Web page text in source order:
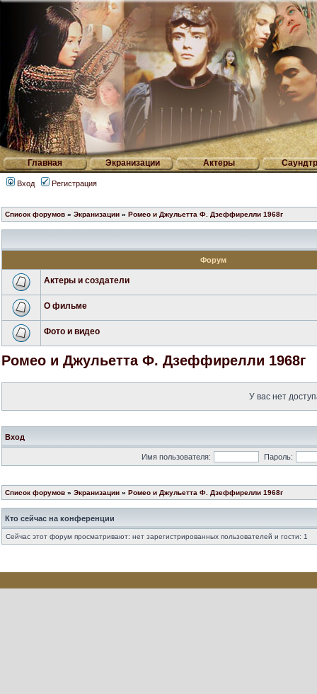
Главная Экранизации Актеры
Вход Регистрация
Список форумов » Экранизации » Ромео и Джульетта Ф. Дзеффирелли 1968г
Форум
Актеры и создатели
О фильме
Фото и видео
Ромео и Джульетта Ф. Дзеффирелли 1968г
У вас нет
Вход
Имя пользователя: Пароль:
Список форумов » Экранизации » Ромео и Джульетта Ф. Дзеффирелли 1968г
Кто сейчас на конференции
Сейчас этот форум просматривают: нет зарегистрированных пользователей и гости: 1